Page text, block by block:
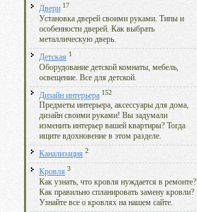
Двери 17
Установка дверей своими руками. Типы и
особенности дверей. Как выбрать
металлическую дверь.
Детская 1
Оборудование детской комнаты, мебель,
освещение. Все для детской.
Дизайн интерьера 152
Предметы интерьера, аксессуары для дома,
дизайн своими руками! Вы задумали
изменить интерьер вашей квартиры? Тогда
ищите вдохновение в этом разделе.
Канализация 2
Кровля 3
Как узнать, что кровля нуждается в ремонте?
Как правильно спланировать замену кровли?
Узнайте все о кровлях на нашем сайте.